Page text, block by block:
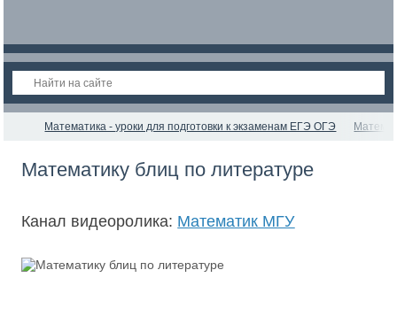
Математика - уроки для подготовки к экзаменам ЕГЭ ОГЭ
Математику блиц по литературе
Канал видеоролика: Математик МГУ